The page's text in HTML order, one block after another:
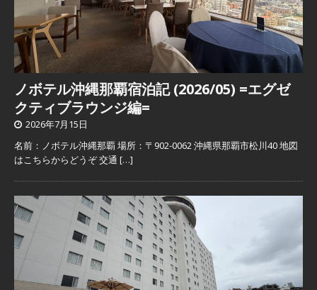
ノボテル沖縄那覇宿泊記 (2026/05) =エグゼ
クティブラウンジ編=
2026年7月15日
名前：ノボテル沖縄那覇 場所：〒902-0062 沖縄県那覇市松川40 地図
はこちらからどうぞ 交通 […]